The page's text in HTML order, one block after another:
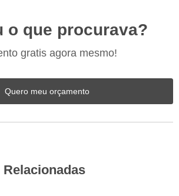
o que procurava?
gratis agora mesmo!
Quero meu orçamento